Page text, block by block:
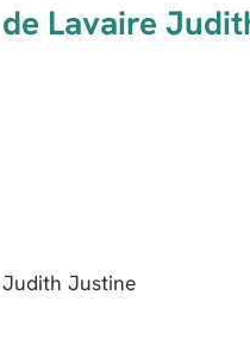
Lavaire
Justine